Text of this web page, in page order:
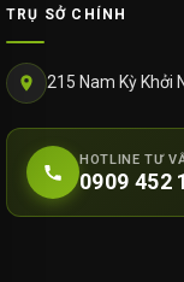
TRỤ SỞ CHÍNH
215 Nam Kỳ Khởi
HOTLINE TƯ
0909 452